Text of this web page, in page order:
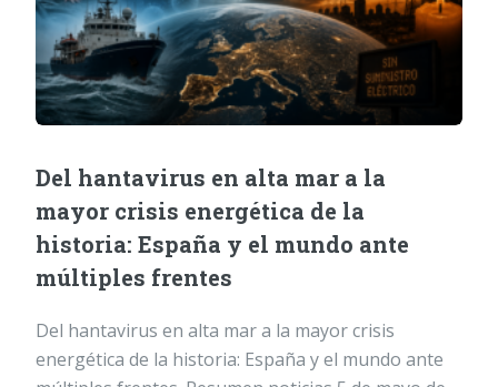
Del hantavirus en alta mar a la
mayor crisis energética de la
historia: España y el mundo ante
múltiples frentes
Del hantavirus en alta mar a la mayor crisis
energética de la historia: España y el mundo ante